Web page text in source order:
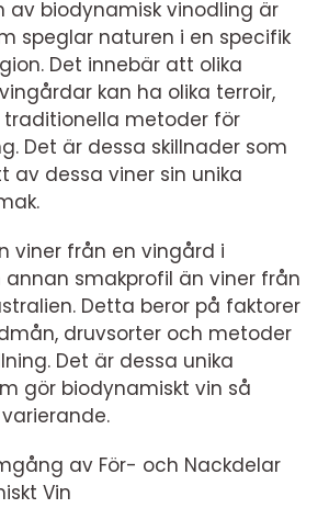
av biodynamisk vinodling är
speglar naturen i en specifik
Det innebär att olika
kan ha olika terroir,
traditionella metoder för
Det är dessa skillnader som
av dessa viner sin unika
viner från en vingård i
annan smakprofil än viner från
Detta beror på faktorer
druvsorter och metoder
Det är dessa unika
gör biodynamiskt vin så
av För- och Nackdelar
Vin